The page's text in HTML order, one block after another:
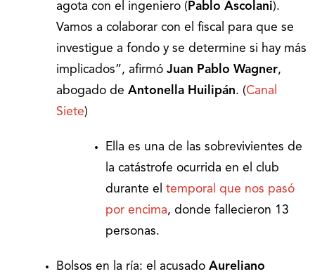
agota con el ingeniero ( Pablo Ascolani).
Vamos a colaborar con el fiscal para que se
investigue a fondo y se determine si hay más
implicados”, afirmó Juan Pablo Wagner,
abogado de Antonella Huilipán. (Canal
Siete)
Ella es una de las sobrevivientes de
la catástrofe ocurrida en el club
durante el temporal que nos pasó
por encima, donde fallecieron 13
personas.
Bolsos en la ría: el acusado Aureliano